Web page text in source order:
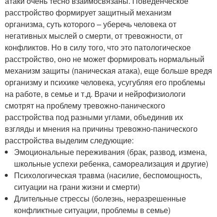
расстройство формирует защитный механизм
организма, суть которого – уберечь человека от
негативных мыслей о смерти, от тревожности, от
конфликтов. Но в силу того, что это патологическое
расстройство, оно не может формировать нормальный
механизм защиты (паническая атака), еще больше вредя
организму и психике человека, усугубляя его проблемы
на работе, в семье и т.д. Врачи и нейрофизиологи
смотрят на проблему тревожно-панического
расстройства под разными углами, объединив их
взгляды и мнения на причины тревожно-панического
расстройства выделим следующие:
Эмоциональные переживания (брак, развод, измена,
школьные успехи ребенка, самореализация и другие)
Психологическая травма (насилие, беспомощность,
ситуации на грани жизни и смерти)
Длительные стрессы (болезнь, неразрешенные
конфликтные ситуации, проблемы в семье)